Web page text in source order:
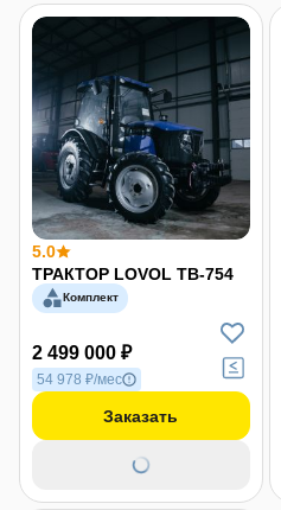
5.0
ТРАКТОР LOVOL TB-754
Комплект
2 499 000 ₽
54 978 ₽/мес
Заказать